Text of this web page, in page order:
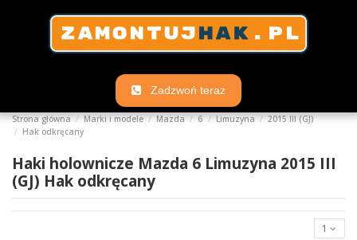
Zadzwoń teraz
Strona główna Marki i modele Mazda 6 Limuzyna
2015 III (GJ)
Hak odkręcany
Haki holownicze Mazda 6 Limuzyna 2015 III
(GJ) Hak odkręcany
1